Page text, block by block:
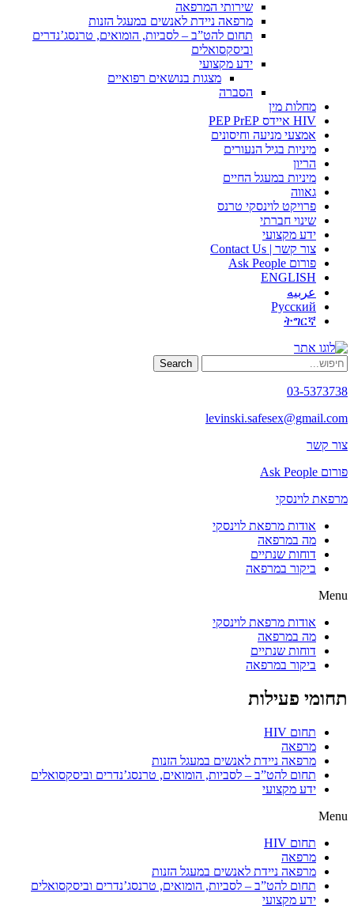
שירותי המרפאה
מרפאה ניידת לאנשים במעגל הזנות
תחום להט”ב – לסביות, הומואים, טרנסג’נדרים
וביסקסואלים
ידע מקצועי
מצגות בנושאים רפואיים
הסברה
מחלות מין
HIV איידס PEP PrEP
אמצעי מניעה וחיסונים
מיניות בגיל הנעורים
הריון
מיניות במעגל החיים
גאווה
פרויקט לוינסקי טרנס
שינוי חברתי
ידע מקצועי
צור קשר | Contact Us
פורום Ask People
ENGLISH
عربيه
Русский
ትግርኛ
Search
03-5373738
levinski.safesex@gmail.com
צור קשר
פורום Ask People
מרפאת לוינסקי
אודות מרפאת לוינסקי
מה במרפאה
דוחות שנתיים
ביקור במרפאה
Menu
אודות מרפאת לוינסקי
מה במרפאה
דוחות שנתיים
ביקור במרפאה
תחומי פעילות
תחום HIV
מרפאה
מרפאה ניידת לאנשים במעגל הזנות
תחום להט”ב – לסביות, הומואים, טרנסג’נדרים וביסקסואלים
ידע מקצועי
Menu
תחום HIV
מרפאה
מרפאה ניידת לאנשים במעגל הזנות
תחום להט”ב – לסביות, הומואים, טרנסג’נדרים וביסקסואלים
ידע מקצועי